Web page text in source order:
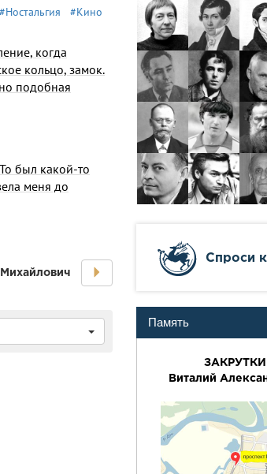
#Ностальгия #Кино
когда
кольцо, замок.
подобная
был какой-то
меня до
Cпроси
Память
Виталий